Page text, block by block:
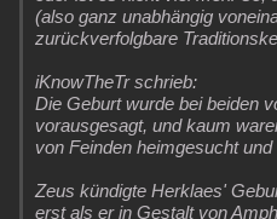
(also ganz unabhängig
zurückverfolgbare
iKnowTheTr schrieb:
Die Geburt wurde bei beiden
vorausgesagt, und kaum
von Feinden heimgesucht und
Zeus kündigte Herklaes'
erst als er in Gestalt von